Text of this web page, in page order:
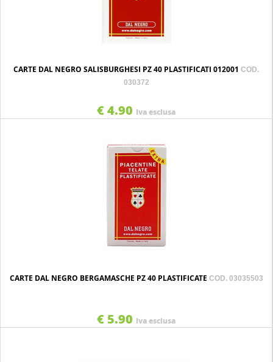
CARTE DAL NEGRO SALISBURGHESI PZ 40 PLASTIFICATI 012001 COD.
030372
€ 4.90 Iva esclusa
CARTE DAL NEGRO BERGAMASCHE PZ 40 PLASTIFICATE COD. 03035503
€ 5.90 Iva esclusa